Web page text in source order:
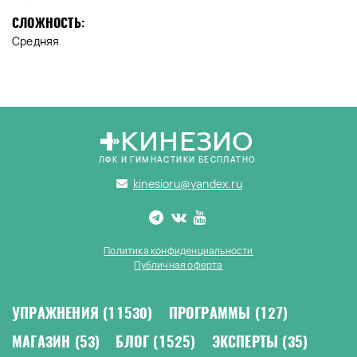
СЛОЖНОСТЬ:
Средняя
КИНЕЗИО
ЛФК И ГИМНАСТИКИ БЕСПЛАТНО
kinesioru@yandex.ru
Политика конфиденциальности
Публичная оферта
УПРАЖНЕНИЯ (11530) ПРОГРАММЫ (127)
МАГАЗИН (53) БЛОГ (1525) ЭКСПЕРТЫ (35)